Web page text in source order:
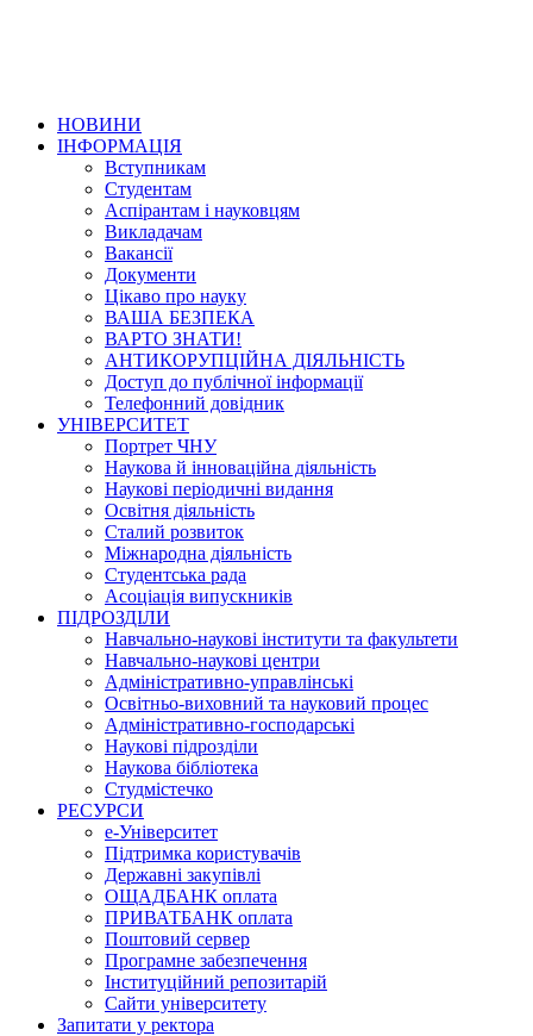
НОВИНИ
ІНФОРМАЦІЯ
Вступникам
Студентам
Аспірантам і науковцям
Викладачам
Вакансії
Документи
Цікаво про науку
ВАША БЕЗПЕКА
ВАРТО ЗНАТИ!
АНТИКОРУПЦІЙНА ДІЯЛЬНІСТЬ
Доступ до публічної інформації
Телефонний довідник
УНІВЕРСИТЕТ
Портрет ЧНУ
Наукова й інноваційна діяльність
Наукові періодичні видання
Освітня діяльність
Сталий розвиток
Міжнародна діяльність
Студентська рада
Асоціація випускників
ПІДРОЗДІЛИ
Навчально-наукові інститути та факультети
Навчально-наукові центри
Адміністративно-управлінські
Освітньо-виховний та науковий процес
Адміністративно-господарські
Наукові підрозділи
Наукова бібліотека
Студмістечко
РЕСУРСИ
е-Університет
Підтримка користувачів
Державні закупівлі
ОЩАДБАНК оплата
ПРИВАТБАНК оплата
Поштовий сервер
Програмне забезпечення
Інституційний репозитарій
Сайти університету
Запитати у ректора